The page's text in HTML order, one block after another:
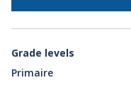
Grade levels
Primaire